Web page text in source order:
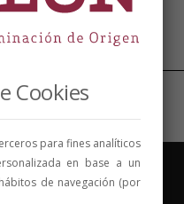
Cookies
para fines analíticos
en base a un
de navegación (por